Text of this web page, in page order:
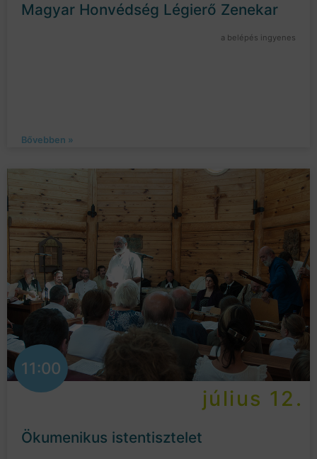
Magyar Honvédség Légierő Zenekar
a belépés ingyenes
Bővebben »
11:00
július 12.
Ökumenikus istentisztelet